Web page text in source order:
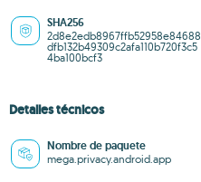
SHA256
2d8e2edb8967ffb52958e84688
dfb132b49309c2afa110b720f3c5
4ba100bcf3
Detalles técnicos
Nombre de paquete
mega.privacy.android.app